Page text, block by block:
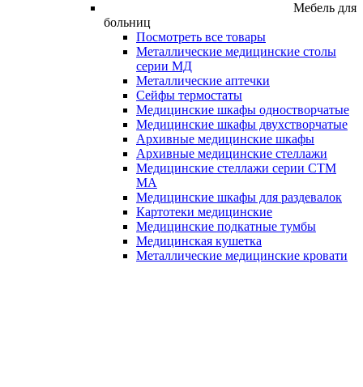
Мебель для
больниц
Посмотреть все товары
Металлические медицинские столы
серии МД
Металлические аптечки
Сейфы термостаты
Медицинские шкафы одностворчатые
Медицинские шкафы двухстворчатые
Архивные медицинские шкафы
Архивные медицинские стеллажи
Медицинские стеллажи серии СТМ
МА
Медицинские шкафы для раздевалок
Картотеки медицинские
Медицинские подкатные тумбы
Медицинская кушетка
Металлические медицинские кровати